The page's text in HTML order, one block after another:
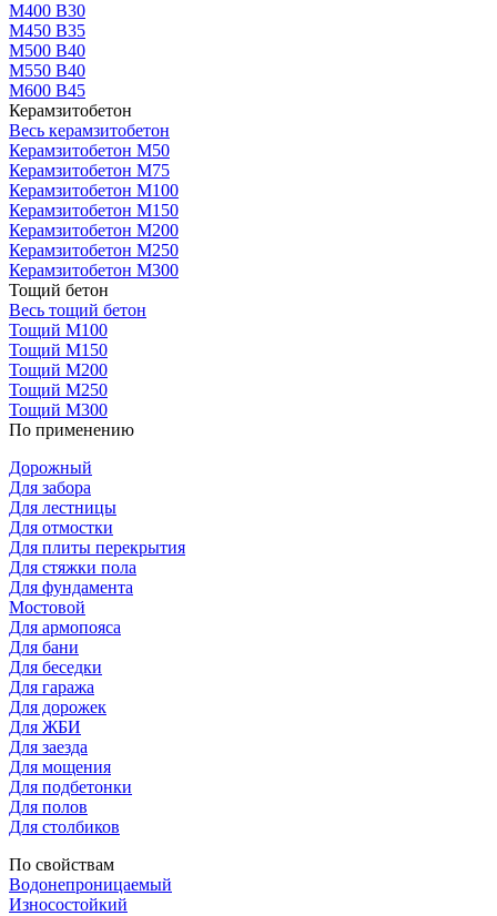
М400 В30
М450 В35
М500 В40
М550 В40
М600 В45
Керамзитобетон
Весь керамзитобетон
Керамзитобетон М50
Керамзитобетон М75
Керамзитобетон М100
Керамзитобетон М150
Керамзитобетон М200
Керамзитобетон М250
Керамзитобетон М300
Тощий бетон
Весь тощий бетон
Тощий М100
Тощий М150
Тощий М200
Тощий М250
Тощий М300
По применению
Дорожный
Для забора
Для лестницы
Для отмостки
Для плиты перекрытия
Для стяжки пола
Для фундамента
Мостовой
Для армопояса
Для бани
Для беседки
Для гаража
Для дорожек
Для ЖБИ
Для заезда
Для мощения
Для подбетонки
Для полов
Для столбиков
По свойствам
Водонепроницаемый
Износостойкий